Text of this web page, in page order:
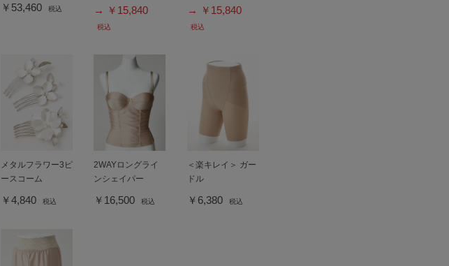
￥53,460 税込 → ￥15,840
税込
→ ￥15,840
税込
メタルフラワー3ピ
ースコーム
￥4,840 税込
2WAYロングライ
ンシェイパー
￥16,500 税込
＜楽キレイ＞ ガー
ドル
￥6,380 税込